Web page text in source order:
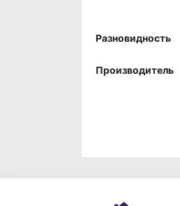
Разновидность
Производитель